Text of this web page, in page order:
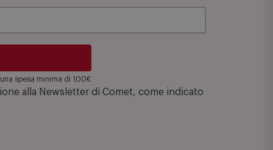
spesa minima di 100€
alla Newsletter di Comet, come indicato